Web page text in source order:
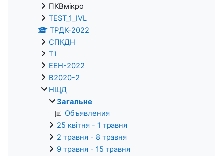
ПКВмікро
TEST_1_IVL
ТРДК-2022
СПКДН
Т1
ЕЕН-2022
В2020-2
НЩД
Загальне
Объявления
25 квітня - 1 травня
2 травня - 8 травня
9 травня - 15 травня